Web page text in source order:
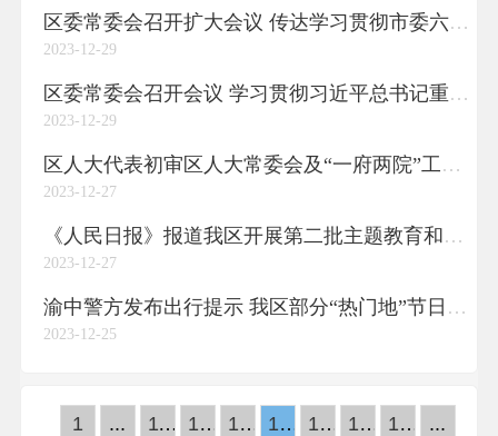
区委常委会召开扩大会议 传达学习贯彻市委六届四次全会和市委经济工作会议精神 黄茂军主持并讲话
2023-12-29
区委常委会召开会议 学习贯彻习近平总书记重要讲话精神 进一步研究部署主题教育等工作 黄茂军主持并讲话
2023-12-29
区人大代表初审区人大常委会及“一府两院”工作报告（征求意见稿）
2023-12-27
《人民日报》报道我区开展第二批主题教育和解决基层实际问题成效
2023-12-27
渝中警方发布出行提示 我区部分“热门地”节日交通有管控
2023-12-25
1 ... 11 12 13 14 15 16 17 ...